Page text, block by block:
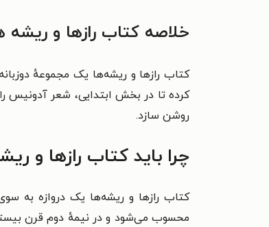
خلاصه کتاب رازها و ریشه
کتاب رازها و ریشه‌ها یک مجموعهٔ
کرده تا در بخش ابتدایی، شعر آدونیس
روشن سازد.
چرا باید کتاب رازها و
کتاب رازها و ریشه‌ها یک دروازه به
محسوب می‌شود و در نیمهٔ دوم قرن